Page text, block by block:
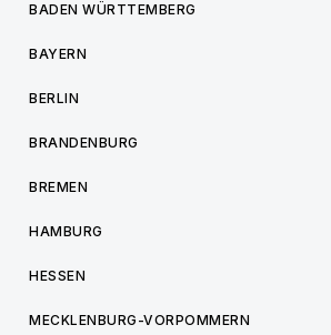
BADEN WÜRTTEMBERG
BAYERN
BERLIN
BRANDENBURG
BREMEN
HAMBURG
HESSEN
MECKLENBURG-VORPOMMERN